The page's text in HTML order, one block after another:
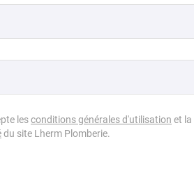
lesconditions générales d'utilisation et la
du site Lherm Plomberie.